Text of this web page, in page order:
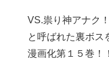
VS.祟り神アナク
と呼ばれた裏ボ
漫画化第１５巻！！